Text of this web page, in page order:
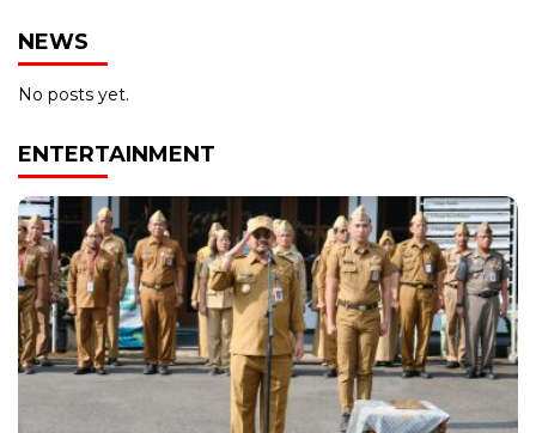
NEWS
No posts yet.
ENTERTAINMENT